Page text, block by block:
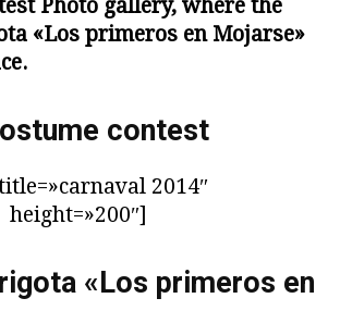
Photo gallery, where the
«Los primeros en Mojarse»
contest
2014″
«Los primeros en